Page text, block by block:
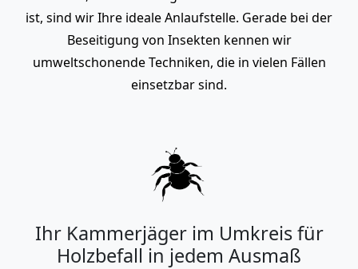
ist, sind wir Ihre ideale Anlaufstelle. Gerade bei der
Beseitigung von Insekten kennen wir
umweltschonende Techniken, die in vielen Fällen
einsetzbar sind.
Ihr Kammerjäger im Umkreis für
Holzbefall in jedem Ausmaß